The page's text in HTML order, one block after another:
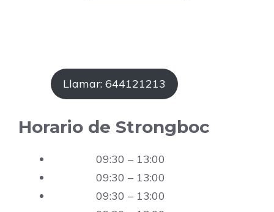
Llamar: 644121213
Horario de Strongboc
09:30 – 13:00
09:30 – 13:00
09:30 – 13:00